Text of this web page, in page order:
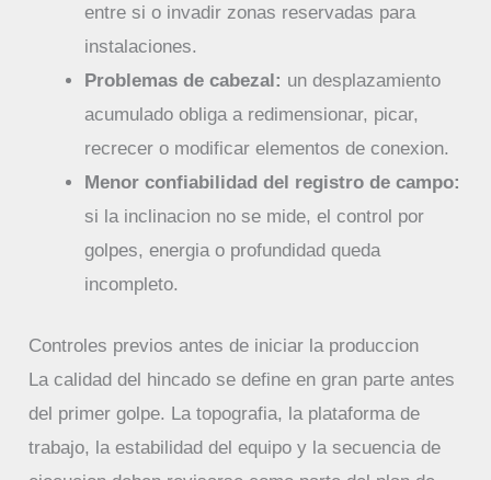
entre si o invadir zonas reservadas para
instalaciones.
Problemas de cabezal: un desplazamiento
acumulado obliga a redimensionar, picar,
recrecer o modificar elementos de conexion.
Menor confiabilidad del registro de campo:
si la inclinacion no se mide, el control por
golpes, energia o profundidad queda
incompleto.
Controles previos antes de iniciar la produccion
La calidad del hincado se define en gran parte antes
del primer golpe. La topografia, la plataforma de
trabajo, la estabilidad del equipo y la secuencia de